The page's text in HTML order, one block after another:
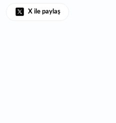
X ile paylaş